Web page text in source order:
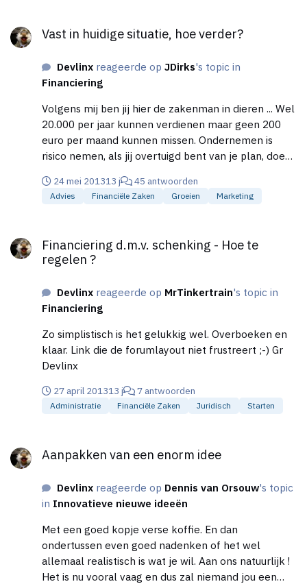
Vast in huidige situatie, hoe verder?
Devlinx reageerde opJDirks's topic in
Financiering
Volgens mij ben jij hier de zakenman in dieren ... Wel
20.000 per jaar kunnen verdienen maar geen 200
euro per maand kunnen missen. Ondernemen is
risico nemen, als jij overtuigd bent van je plan, doe
wegen toch ruim op tegen de kosten van de huur
dus wat is nu het probleem dan? Gr Devlinx
24 mei 201313 j 45 antwoorden
Advies Financiële Zaken Groeien Marketing
Financiering d.m.v. schenking - Hoe te
regelen ?
Devlinx reageerde op MrTinkertrain's topic in
Financiering
Zo simplistisch is het gelukkig wel. Overboeken en
klaar. Link die de forumlayout niet frustreert ;-) Gr
Devlinx
27 april 201313 j 7 antwoorden
Administratie Financiële Zaken Juridisch Starten
Aanpakken van een enorm idee
Devlinx reageerde op Dennis van Orsouw's topic
in Innovatieve nieuwe ideeën
Met een goed kopje verse koffie. En dan
ondertussen even goed nadenken of het wel
allemaal realistisch is wat je wil. Aan ons natuurlijk !
Het is nu vooral vaag en dus zal niemand jou een